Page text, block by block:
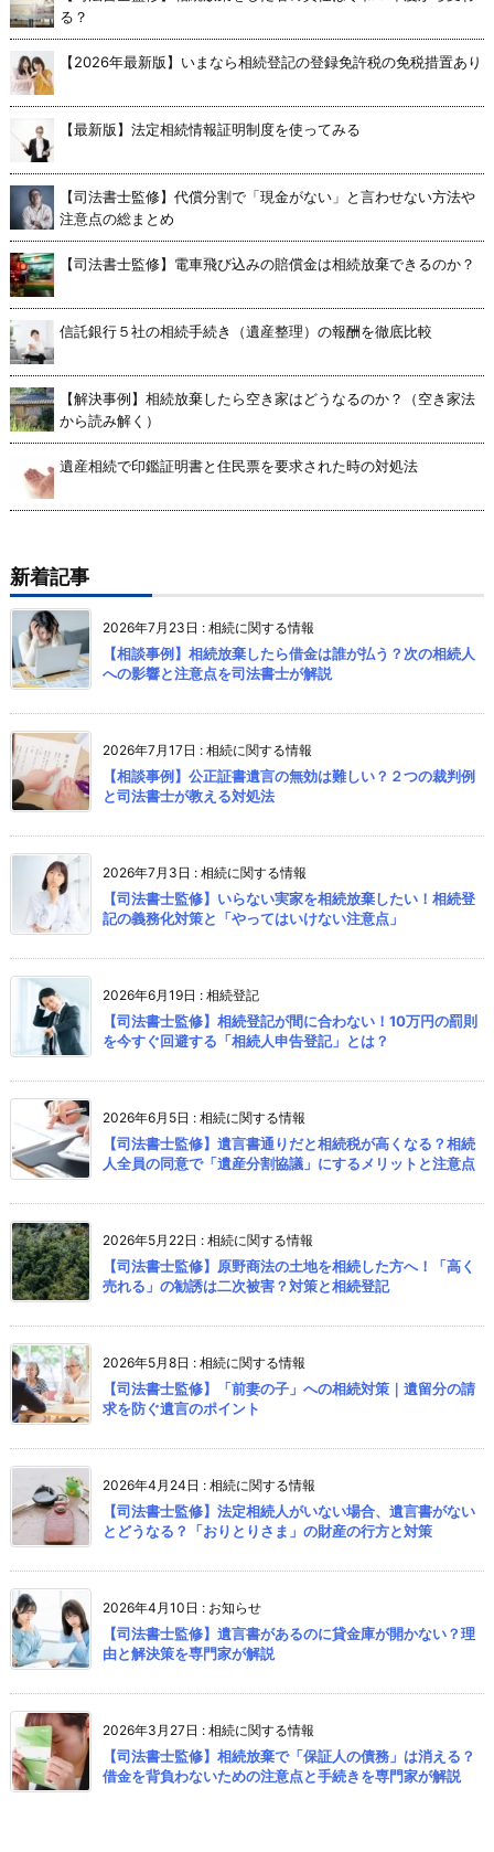
る？
【2026年最新版】いまなら相続登記の登録免許税の免税措置あり
【最新版】法定相続情報証明制度を使ってみる
【司法書士監修】代償分割で「現金がない」と言わせない方法や
注意点の総まとめ
【司法書士監修】電車飛び込みの賠償金は相続放棄できるのか？
信託銀行５社の相続手続き（遺産整理）の報酬を徹底比較
【解決事例】相続放棄したら空き家はどうなるのか？（空き家法
から読み解く）
遺産相続で印鑑証明書と住民票を要求された時の対処法
新着記事
2026年7月23日 : 相続に関する情報
【相談事例】相続放棄したら借金は誰が払う？次の相続人
への影響と注意点を司法書士が解説
2026年7月17日 : 相続に関する情報
【相談事例】公正証書遺言の無効は難しい？２つの裁判例
と司法書士が教える対処法
2026年7月3日 : 相続に関する情報
【司法書士監修】いらない実家を相続放棄したい！相続登
記の義務化対策と「やってはいけない注意点」
2026年6月19日 : 相続登記
【司法書士監修】相続登記が間に合わない！10万円の罰則
を今すぐ回避する「相続人申告登記」とは？
2026年6月5日 : 相続に関する情報
【司法書士監修】遺言書通りだと相続税が高くなる？相続
人全員の同意で「遺産分割協議」にするメリットと注意点
2026年5月22日 : 相続に関する情報
【司法書士監修】原野商法の土地を相続した方へ！「高く
売れる」の勧誘は二次被害？対策と相続登記
2026年5月8日 : 相続に関する情報
【司法書士監修】「前妻の子」への相続対策｜遺留分の請
求を防ぐ遺言のポイント
2026年4月24日 : 相続に関する情報
【司法書士監修】法定相続人がいない場合、遺言書がない
とどうなる？「おりとりさま」の財産の行方と対策
2026年4月10日 : お知らせ
【司法書士監修】遺言書があるのに貸金庫が開かない？理
由と解決策を専門家が解説
2026年3月27日 : 相続に関する情報
【司法書士監修】相続放棄で「保証人の債務」は消える？
借金を背負わないための注意点と手続きを専門家が解説